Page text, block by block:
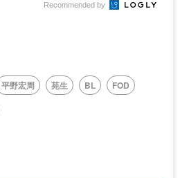
Recommended by
平野宏周 苑生 BL
FOD